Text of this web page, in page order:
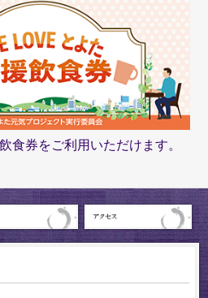
食券をご利用いただけます。